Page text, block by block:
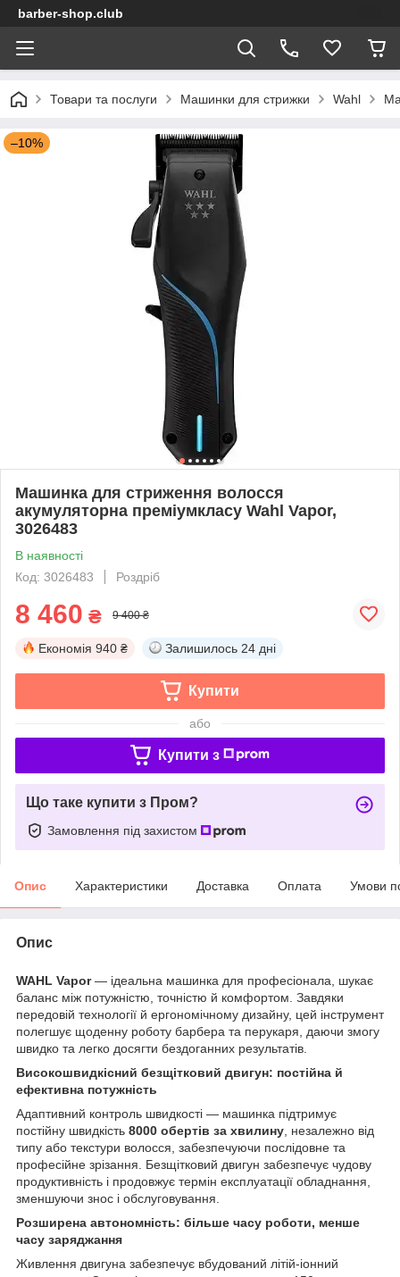
barber-shop.club
Товари та послуги Машинки для стрижки Wahl
–10%
Машинка для стриження волосся
акумуляторна преміумкласу Wahl Vapor,
3026483
В наявності
Код: 3026483
Роздріб
8 460 ₴ 9 400 ₴
Економія 940 ₴ Залишилось 24 дні
Купити
або
Купити з
Що таке купити з Пром?
Замовлення під захистом
Опис Характеристики Доставка Оплата Умови
Опис
WAHL Vapor— ідеальна машинка для професіонала, шукає
баланс між потужністю, точністю й комфортом. Завдяки
передовій технології й ергономічному дизайну, цей інструмент
полегшує щоденну роботу барбера та перукаря, даючи змогу
швидко та легко досягти бездоганних результатів.
Високошвидкісний безщітковий двигун: постійна й
ефективна потужність
Адаптивний контроль швидкості — машинка підтримує
постійну швидкість 8000 обертів за хвилину , незалежно від
типу або текстури волосся, забезпечуючи послідовне та
професійне зрізання. Безщітковий двигун забезпечує чудову
продуктивність і продовжує термін експлуатації обладнання,
зменшуючи знос і обслуговування.
Розширена автономність: більше часу роботи, менше
часу заряджання
Живлення двигуна забезпечує вбудований літій-іонний